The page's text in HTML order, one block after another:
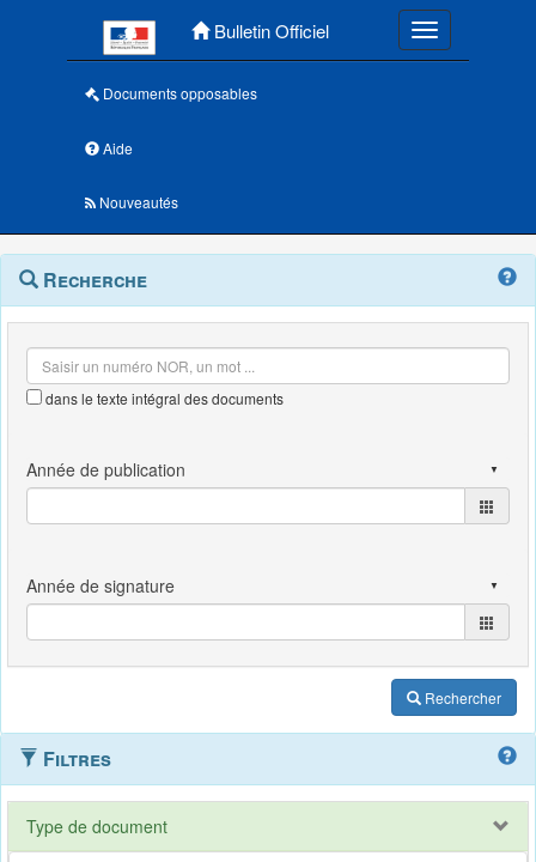
Bulletin Officiel Toggle
Documents opposables
Aide
Nouveautés
Navigation
outils
Menu
contextuel
Recherche
dans le texte intégral des documents
Rechercher
Filtres
Type de document